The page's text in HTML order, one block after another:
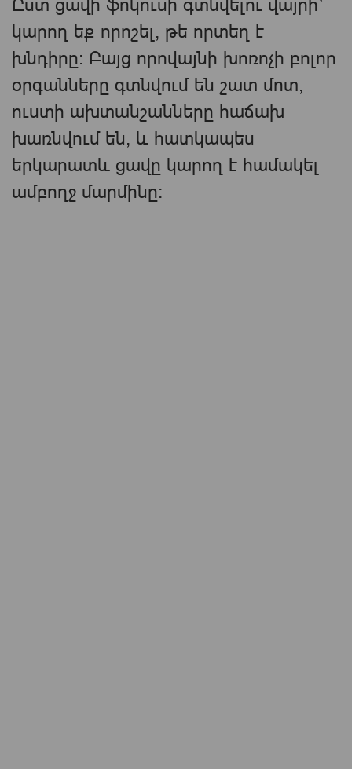
Ըստ ցավի ֆոկուսի գտնվելու վայրի՝
կարող եք որոշել, թե որտեղ է
խնդիրը: Բայց որովայնի խոռոչի բոլոր
օրգանները գտնվում են շատ մոտ,
ուստի ախտանշանները հաճախ
խառնվում են, և հատկապես
երկարատև ցավը կարող է համակել
ամբողջ մարմինը: